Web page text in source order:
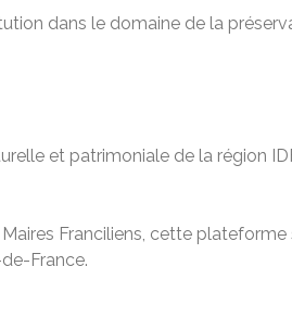
dans le domaine de la
et patrimoniale de la région
Franciliens, cette
de-France.